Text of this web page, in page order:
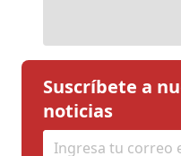
Suscríbete a
noticias